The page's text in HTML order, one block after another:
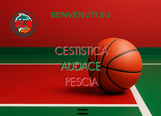
BENVENUTI SU
CESTISTICA
AUDACE
PESCIA